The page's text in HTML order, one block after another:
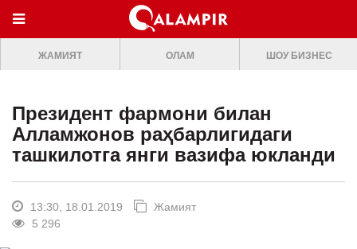
МЕНЮ
ONLINE TV
ЖАМИЯТ
ОЛАМ
ШОУ-БИЗНЕС
Премьера
ЖАМИЯТ ОЛАМ ШОУ БИЗНЕС
Президент фармони билан
Алламжонов раҳбарлигидаги
ташкилотга янги вазифа юкланди
13:30, 18.01.2019
Жамият
5 296